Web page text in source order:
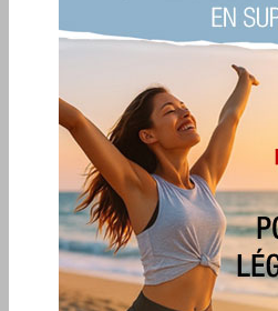
demain matin
Lattes......et
publié le 21/05/2010 à 21:34
sur toute la France aussi je pense....